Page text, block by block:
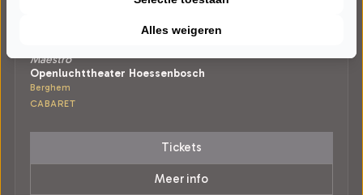
VRIJDAG 28 AUGUSTUS 2026 • 20:00 UUR
Maestro
Openluchttheater Hoessenbosch
Berghem
CABARET
Tickets
Meer info
Alles weigeren